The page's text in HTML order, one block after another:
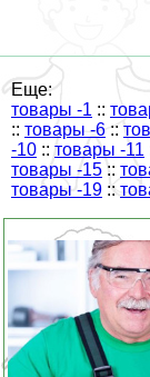
Еще:
товары -1 ::
:: товары -6 ::
-10 :: товары -11
товары -15 ::
товары -19 ::